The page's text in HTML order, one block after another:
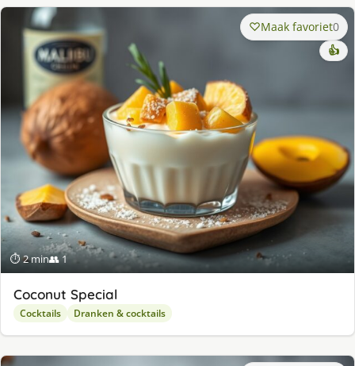
⏱ 2 min👥 1
Maak favoriet0
👍
Coconut Special
Cocktails Dranken & cocktails